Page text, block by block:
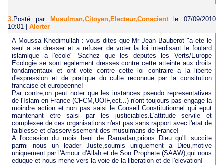
3. Posté par Musulman,Citoyen,Electeur,Conscient
le 07/09/2010
10:01
Alerter
A Moussa Khedimullah : vous dites que Mr Jean Bauberot "a ete le
seul a se dresser et a refuser de voter la loi interdisant le foulard
islamique a l'ecole" Sachez que les deputes les Verts/Europe
Ecologie se sont egalement dresses contre cette atteinte aux droits
fondamentaux et ont vote contre cette loi contraire a la liberte
d'expression et de pratique du culte reconnue par la consitution
francaise et europeenne!
Par contre,on peut noter que les instances pseudo representatives
de l'Islam en France (CFCM,UOIF,ect...) n'ont toujours pas engage la
moindre action et non pas saisi le Conseil Constitutionnel qui eput
maintenant etre saisi par les justiciables.L'attitude servile et
complexee de ces organisations n'est pas sans rapport avec l'etat de
faiblesse et d'asservissement des musulmans de France!
A l'occasion du mois beni de Ramadan,prions Dieu qu'Il succite
parmi nous un leader Juste,soumis uniquement a Dieu,motive
uniquement par l'Amour d'Allah et de Son Prophete (SAAW),qui nous
eduque et nous mene vers la voie de la liberation et de l'elevation!